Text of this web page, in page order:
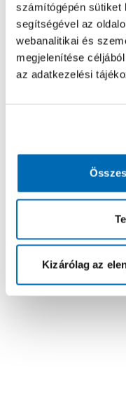
számítógépén sütiket
segítségével az
webanalitikai és
megjelenítése
az adatkezelési
Kizárólag az